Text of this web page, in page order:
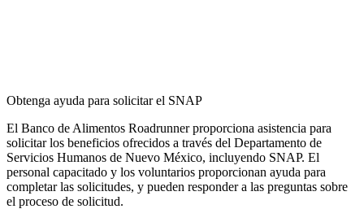
Obtenga ayuda para solicitar el SNAP
El Banco de Alimentos Roadrunner proporciona asistencia para
solicitar los beneficios ofrecidos a través del Departamento de
Servicios Humanos de Nuevo México, incluyendo SNAP. El
personal capacitado y los voluntarios proporcionan ayuda para
completar las solicitudes, y pueden responder a las preguntas sobre
el proceso de solicitud.